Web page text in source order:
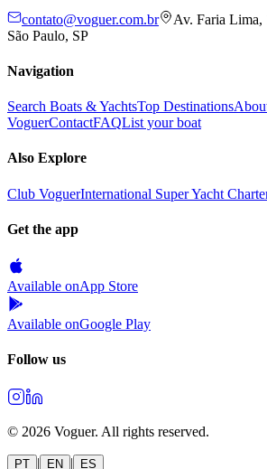
contato@voguer.com.br
Av. Faria Lima,
São Paulo, SP
Navigation
Search Boats & YachtsTop Destinations
VoguerContactFAQList your boat
Also Explore
Club VoguerInternational Super Yacht
Get the app
Available onApp Store
Available onGoogle Play
Follow us
© 2026 Voguer. All rights reserved.
PT | EN | ES